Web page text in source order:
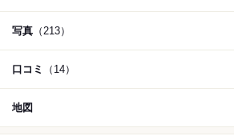
写真 （213）
口コミ （14）
地図